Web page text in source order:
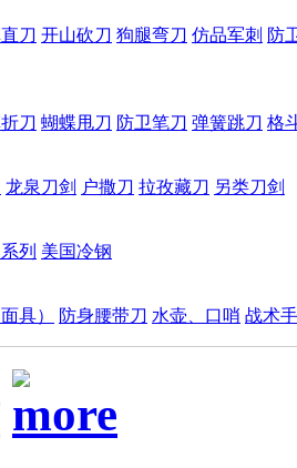
刀 开山砍刀 狗腿弯刀 仿品军刺 防
刀 蝴蝶甩刀 防卫笔刀 弹簧跳刀 格
龙泉刀剑 户撒刀 拉孜藏刀 另类刀剑
列 美国冷钢
具） 防身腰带刀 水壶、口哨 战术